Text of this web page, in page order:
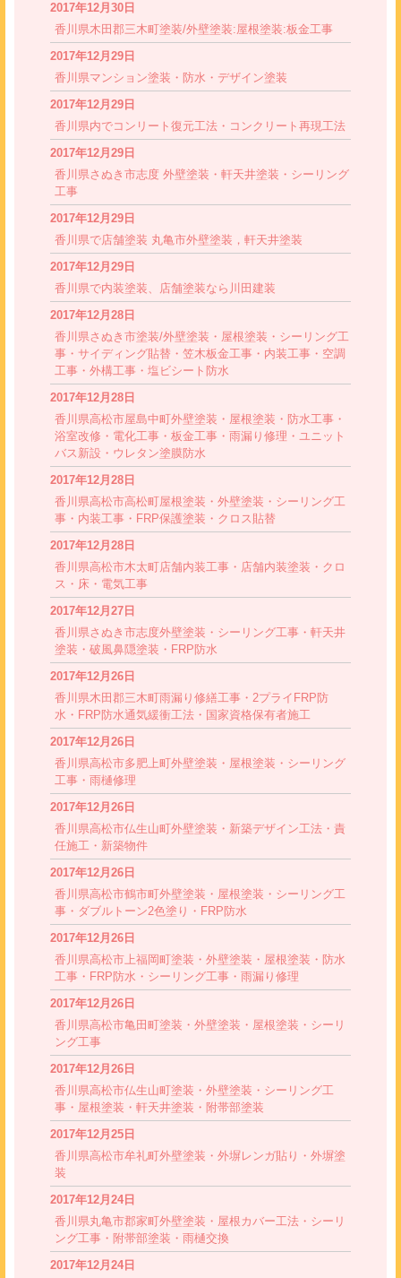
2017年12月30日
香川県木田郡三木町塗装/外壁塗装:屋根塗装:板金工事
2017年12月29日
香川県マンション塗装・防水・デザイン塗装
2017年12月29日
香川県内でコンリート復元工法・コンクリート再現工法
2017年12月29日
香川県さぬき市志度 外壁塗装・軒天井塗装・シーリング
工事
2017年12月29日
香川県で店舗塗装 丸亀市外壁塗装，軒天井塗装
2017年12月29日
香川県で内装塗装、店舗塗装なら川田建装
2017年12月28日
香川県さぬき市塗装/外壁塗装・屋根塗装・シーリング工
事・サイディング貼替・笠木板金工事・内装工事・空調
工事・外構工事・塩ビシート防水
2017年12月28日
香川県高松市屋島中町外壁塗装・屋根塗装・防水工事・
浴室改修・電化工事・板金工事・雨漏り修理・ユニット
バス新設・ウレタン塗膜防水
2017年12月28日
香川県高松市高松町屋根塗装・外壁塗装・シーリング工
事・内装工事・FRP保護塗装・クロス貼替
2017年12月28日
香川県高松市木太町店舗内装工事・店舗内装塗装・クロ
ス・床・電気工事
2017年12月27日
香川県さぬき市志度外壁塗装・シーリング工事・軒天井
塗装・破風鼻隠塗装・FRP防水
2017年12月26日
香川県木田郡三木町雨漏り修繕工事・2プライFRP防
水・FRP防水通気緩衝工法・国家資格保有者施工
2017年12月26日
香川県高松市多肥上町外壁塗装・屋根塗装・シーリング
工事・雨樋修理
2017年12月26日
香川県高松市仏生山町外壁塗装・新築デザイン工法・責
任施工・新築物件
2017年12月26日
香川県高松市鶴市町外壁塗装・屋根塗装・シーリング工
事・ダブルトーン2色塗り・FRP防水
2017年12月26日
香川県高松市上福岡町塗装・外壁塗装・屋根塗装・防水
工事・FRP防水・シーリング工事・雨漏り修理
2017年12月26日
香川県高松市亀田町塗装・外壁塗装・屋根塗装・シーリ
ング工事
2017年12月26日
香川県高松市仏生山町塗装・外壁塗装・シーリング工
事・屋根塗装・軒天井塗装・附帯部塗装
2017年12月25日
香川県高松市牟礼町外壁塗装・外塀レンガ貼り・外塀塗
装
2017年12月24日
香川県丸亀市郡家町外壁塗装・屋根カバー工法・シーリ
ング工事・附帯部塗装・雨樋交換
2017年12月24日